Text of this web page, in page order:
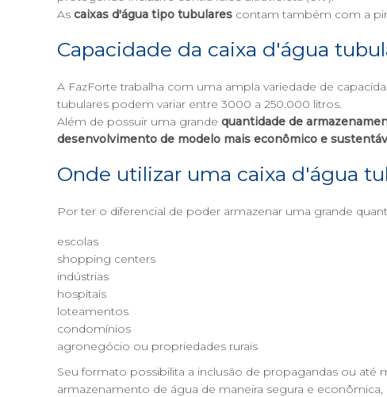
As caixas d'água tipo tubulares contam também com a
Capacidade da caixa d'água
A FazForte trabalha com uma ampla variedade de
tubulares podem variar entre 3000 a 250.000 litros.
Além de possuir uma grande quantidade de
desenvolvimento de modelo mais econômico e
Onde utilizar uma caixa d'água
Por ter o diferencial de poder armazenar uma grande
escolas
shopping centers
indústrias
hospitais
loteamentos
condomínios
agronegócio ou propriedades rurais
Seu formato possibilita a inclusão de propagandas ou
armazenamento de água de maneira segura e